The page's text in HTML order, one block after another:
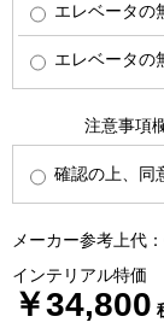
エレベータの
エレベータの
注意事項
確認の上、同
メーカー参考上代
インテリアル特価
￥34,800